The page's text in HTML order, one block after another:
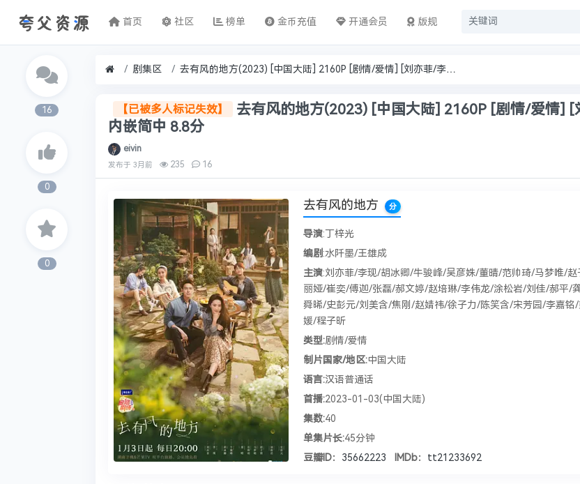
首页 社区 榜单 金币充值 开通会员 版规
16
0
0
剧集区 去有风的地方(2023) [中国大陆] 2160P [剧情/爱情] [刘亦菲/李现] 内嵌简中 8.8分
【已被多人标记失效】
去有风的地方(2023) [中国大陆] 2160P [剧情/爱情] [
内嵌简中 8.8分
eivin
发布于 3月前 235 16
去有风的地方 分
导演:丁梓光
编剧:水阡墨/王雄成
主演:刘亦菲/李现/胡冰卿/牛骏峰/吴彦姝/董晴/范帅琦/马梦唯/
丽娅/崔奕/傅迦/张磊/郝文婷/赵培琳/李伟龙/涂松岩/刘佳/郝平/
舜晞/史彭元/刘美含/焦刚/赵婧祎/徐子力/陈笑含/宋芳园/李嘉铭
媛/程子昕
类型:剧情/爱情
制片国家/地区:中国大陆
语言:汉语普通话
首播:2023-01-03(中国大陆)
集数:40
单集片长:45分钟
豆瓣ID： 35662223 IMDb： tt21233692